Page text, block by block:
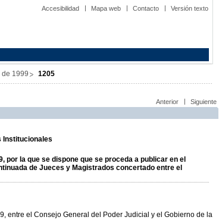
Accesibilidad Mapa web Contacto Versión texto
1999 1205
Anterior Siguiente
Institucionales
por la que se dispone que se proceda a publicar en el
de Jueces y Magistrados concertado entre el
entre el Consejo General del Poder Judicial y el Gobierno de la